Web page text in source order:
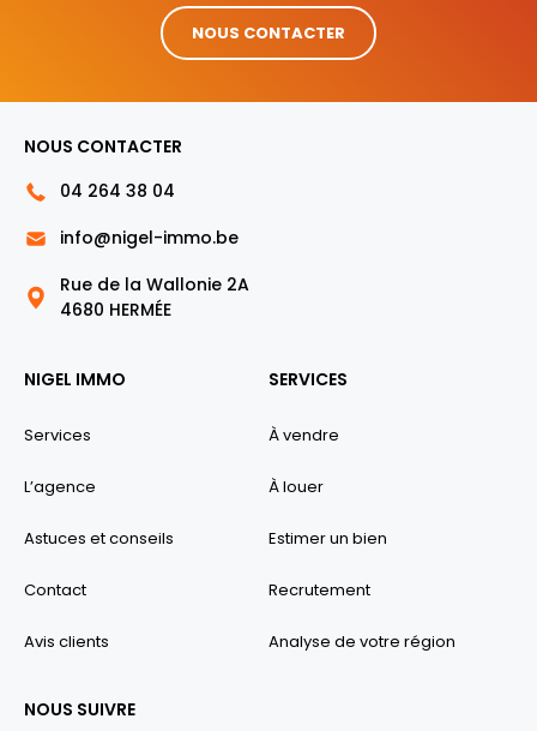
NOUS CONTACTER
NOUS CONTACTER
04 264 38 04
info@nigel-immo.be
Rue de la Wallonie 2A
4680 HERMÉE
NIGEL IMMO
Services
L’agence
Astuces et conseils
Contact
Avis clients
SERVICES
À vendre
À louer
Estimer un bien
Recrutement
Analyse de votre région
NOUS SUIVRE